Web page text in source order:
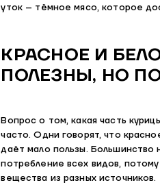
уток – тёмное мясо, которое
КРАСНОЕ И
ПОЛЕЗНЫ, НО
Вопрос о том, какая часть
часто. Одни говорят, что
даёт мало пользы. Большинство
потребление всех видов,
вещества из разных источников.